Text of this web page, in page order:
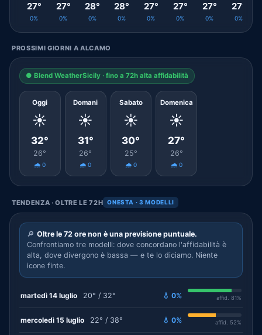
27°
0%
27°
0%
28°
0%
28°
0%
27°
0%
27°
0%
27°
0%
27°
0%
PROSSIMI GIORNI A ALCAMO
● Blend WeatherSicily · fino a 72h alta affidabilità
Oggi
☀️
32°
26°
🌧️ 0
Domani
☀️
31°
26°
🌧️ 0
Sabato
☀️
30°
25°
🌧️ 0
Domenica
☀️
27°
26°
🌧️ 0
TENDENZA · OLTRE LE 72H ONESTA · 3 MODELLI
🔎 Oltre le 72 ore non è una previsione puntuale.
Confrontiamo tre modelli: dove concordano l'affidabilità è
alta, dove divergono è bassa — e te lo diciamo. Niente
icone finte.
martedì 14 luglio 20° / 32° 💧 0% affid. 81%
mercoledì 15 luglio 22° / 38° 💧 0% affid. 52%